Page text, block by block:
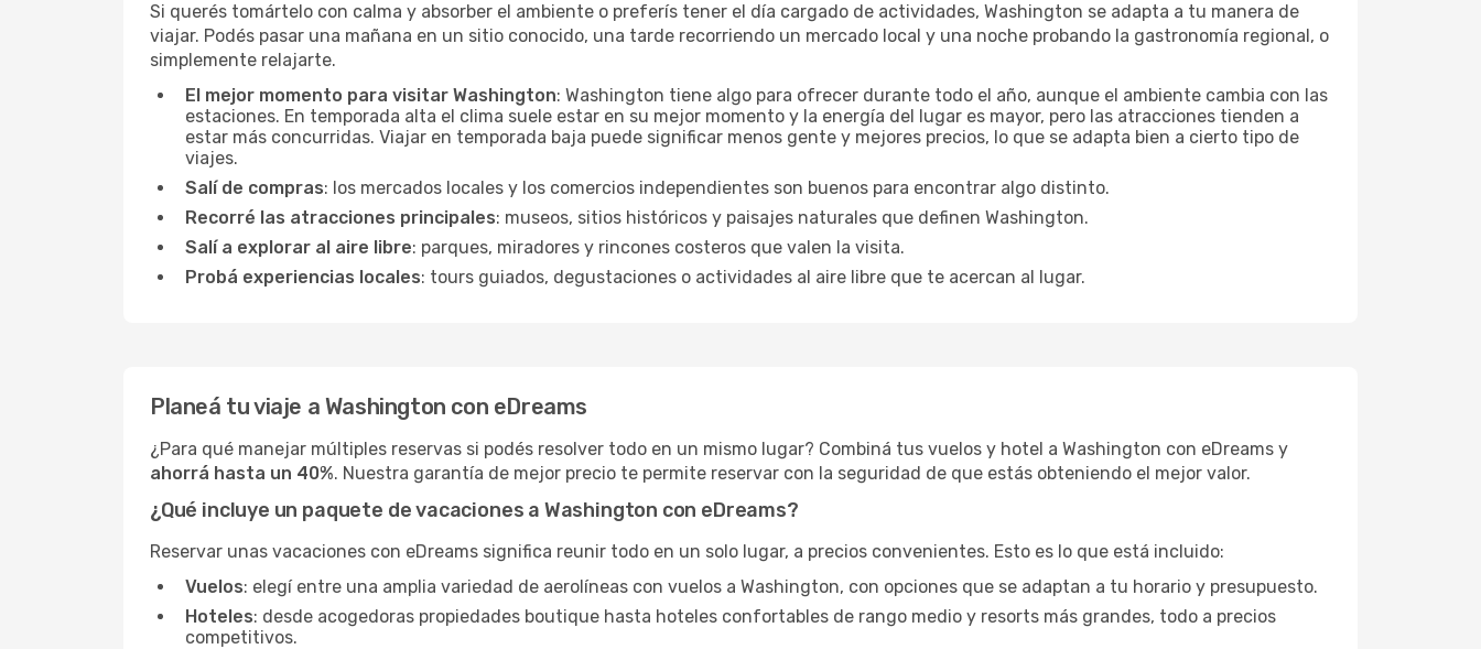
Si querés tomártelo con calma y absorber el ambiente o preferís tener el día cargado de actividades, Washington se adapta a tu manera de
viajar. Podés pasar una mañana en un sitio conocido, una tarde recorriendo un mercado local y una noche probando la gastronomía regional, o
simplemente relajarte.
El mejor momento para visitar Washington: Washington tiene algo para ofrecer durante todo el año, aunque el ambiente cambia con las
estaciones. En temporada alta el clima suele estar en su mejor momento y la energía del lugar es mayor, pero las atracciones tienden a
estar más concurridas. Viajar en temporada baja puede significar menos gente y mejores precios, lo que se adapta bien a cierto tipo de
viajes.
Salí de compras: los mercados locales y los comercios independientes son buenos para encontrar algo distinto.
Recorré las atracciones principales: museos, sitios históricos y paisajes naturales que definen Washington.
Salí a explorar al aire libre: parques, miradores y rincones costeros que valen la visita.
Probá experiencias locales: tours guiados, degustaciones o actividades al aire libre que te acercan al lugar.
Planeá tu viaje a Washington con eDreams
¿Para qué manejar múltiples reservas si podés resolver todo en un mismo lugar? Combiná tus vuelos y hotel a Washington con eDreams y
ahorrá hasta un 40%. Nuestra garantía de mejor precio te permite reservar con la seguridad de que estás obteniendo el mejor valor.
¿Qué incluye un paquete de vacaciones a Washington con eDreams?
Reservar unas vacaciones con eDreams significa reunir todo en un solo lugar, a precios convenientes. Esto es lo que está incluido:
Vuelos: elegí entre una amplia variedad de aerolíneas con vuelos a Washington, con opciones que se adaptan a tu horario y presupuesto.
Hoteles: desde acogedoras propiedades boutique hasta hoteles confortables de rango medio y resorts más grandes, todo a precios
competitivos.